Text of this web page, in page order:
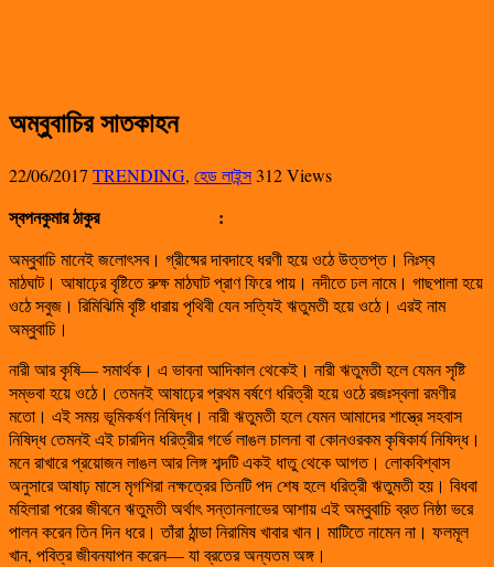
অম্বুবাচির সাতকাহন
22/06/2017 TRENDING, হেড লাইন্স312 Views
স্বপনকুমার ঠাকুর :
অম্বুবাচি মানেই জলোৎসব। গ্রীষ্মের দাবদাহে ধরণী হয়ে ওঠে উত্তপ্ত। নিঃস্ব
মাঠঘাট। আষাঢ়ের বৃষ্টিতে রুক্ষ মাঠঘাট প্রাণ ফিরে পায়। নদীতে ঢল নামে। গাছপালা হয়ে
ওঠে সবুজ। রিমিঝিমি বৃষ্টি ধারায় পৃথিবী যেন সত্যিই ঋতুমতী হয়ে ওঠে। এরই নাম
অম্বুবাচি।
নারী আর কৃষি— সমার্থক। এ ভাবনা আদিকাল থেকেই। নারী ঋতুমতী হলে যেমন সৃষ্টি
সম্ভবা হয়ে ওঠে। তেমনই আষাঢ়ের প্রথম বর্ষণে ধরিত্রী হয়ে ওঠে রজঃস্বলা রমণীর
মতো। এই সময় ভূমিকর্ষণ নিষিদ্ধ। নারী ঋতুমতী হলে যেমন আমাদের শাস্ত্রে সহবাস
নিষিদ্ধ তেমনই এই চারদিন ধরিত্রীর গর্ভে লাঙল চালনা বা কোনওরকম কৃষিকার্য নিষিদ্ধ।
মনে রাখারে প্রয়োজন লাঙল আর লিঙ্গ শব্দটি একই ধাতু থেকে আগত। লোকবিশ্বাস
অনুসারে আষাঢ় মাসে মৃগশিরা নক্ষত্রের তিনটি পদ শেষ হলে ধরিত্রী ঋতুমতী হয়। বিধবা
মহিলারা পরের জীবনে ঋতুমতী অর্থাৎ সন্তানলাভের আশায় এই অম্বুবাচি ব্রত নিষ্ঠা ভরে
পালন করেন তিন দিন ধরে। তাঁরা ঠান্ডা নিরামিষ খাবার খান। মাটিতে নামেন না। ফলমূল
খান, পবিত্র জীবনযাপন করেন— যা ব্রতের অন্যতম অঙ্গ।